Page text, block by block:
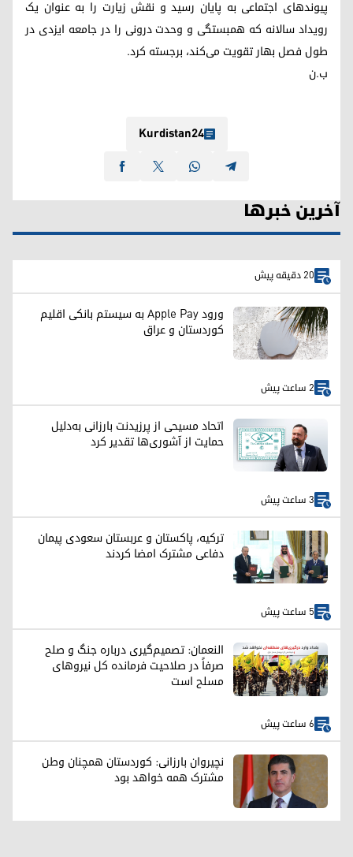
پیوندهای اجتماعی به پایان رسید و نقش زیارت را به عنوان یک
رویداد سالانه که همبستگی و وحدت درونی را در جامعه ایزدی در
طول فصل بهار تقویت می‌کند، برجسته کرد.
ب.ن
Kurdistan24
آخرین خبرها
20 دقیقه پیش
ورود Apple Pay به سیستم بانکی اقلیم
کوردستان و عراق
2 ساعت پیش
اتحاد مسیحی از پرزیدنت بارزانی به‌دلیل
حمایت از آشوری‌ها تقدیر کرد
3 ساعت پیش
ترکیه، پاکستان و عربستان سعودی پیمان
دفاعی مشترک امضا کردند
5 ساعت پیش
النعمان: تصمیم‌گیری درباره جنگ و صلح
صرفاً در صلاحیت فرمانده کل نیروهای
مسلح است
6 ساعت پیش
نچیروان بارزانی: کوردستان همچنان وطن
مشترک همه خواهد بود